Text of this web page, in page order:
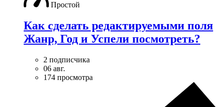
Простой
Как сделать редактируемыми поля
Жанр, Год и Успели посмотреть?
2 подписчика
06 авг.
174 просмотра